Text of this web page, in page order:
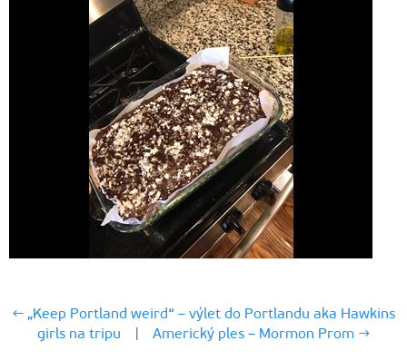
← „Keep Portland weird“ – výlet do Portlandu aka Hawkins
girls na tripu
| Americký ples – Mormon Prom →